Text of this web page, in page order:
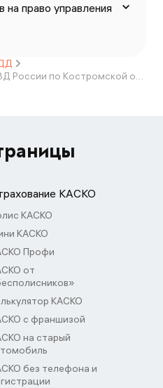
право управления
МЭО Госавтоинспекции УМВД России по Костромской области
КАСКО
КАСКО
КАСКО
Профи
от
КАСКО
с франшизой
на старый
без телефона и